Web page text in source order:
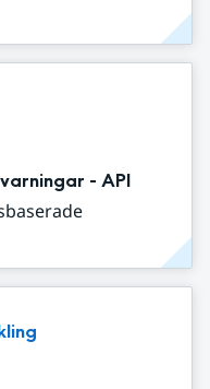
- API